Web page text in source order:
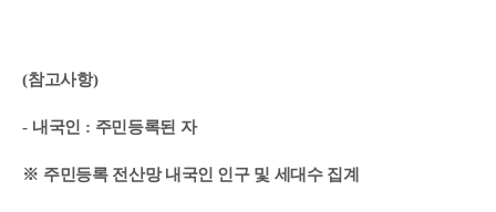
(참고사항)
- 내국인 : 주민등록된 자
※ 주민등록 전산망 내국인 인구 및 세대수 집계